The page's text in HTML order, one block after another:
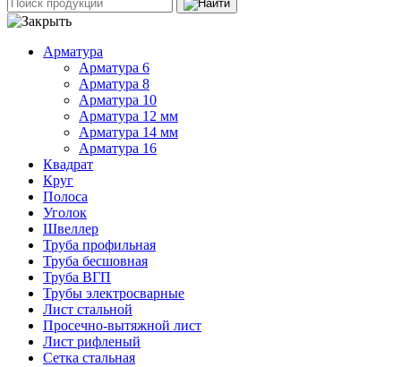
Арматура
Арматура 6
Арматура 8
Арматура 10
Арматура 12 мм
Арматура 14 мм
Арматура 16
Квадрат
Круг
Полоса
Уголок
Швеллер
Труба профильная
Труба бесшовная
Труба ВГП
Трубы электросварные
Лист стальной
Просечно-вытяжной лист
Лист рифленый
Сетка стальная